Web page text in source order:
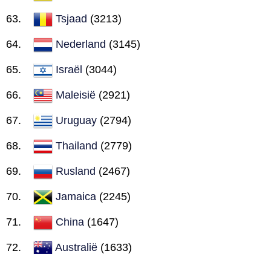
Tsjaad (3213)
Nederland (3145)
Israël (3044)
Maleisië (2921)
Uruguay (2794)
Thailand (2779)
Rusland (2467)
Jamaica (2245)
China (1647)
Australië (1633)